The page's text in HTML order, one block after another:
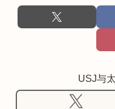
USJ与